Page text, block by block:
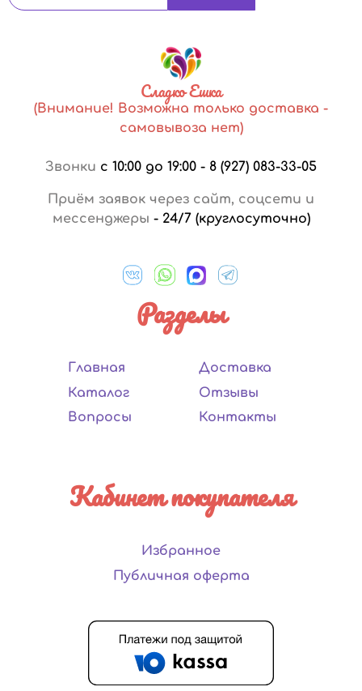
Сладко Ешка
(Внимание! Возможна только доставка -
самовывоза нет)
Звонки с 10:00 до 19:00 - 8 (927) 083-33-05
Приём заявок через сайт, соцсети и
мессенджеры - 24/7 (круглосуточно)
Разделы
Главная
Каталог
Вопросы
Доставка
Отзывы
Контакты
Кабинет покупателя
Избранное
Публичная оферта